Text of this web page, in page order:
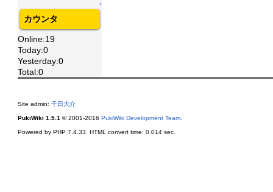
↑
カウンタ
Online:19
Today:0
Yesterday:0
Total:0
Site admin: 千田大介
PukiWiki 1.5.1 © 2001-2016 PukiWiki Development Team.
Powered by PHP 7.4.33. HTML convert time: 0.014 sec.